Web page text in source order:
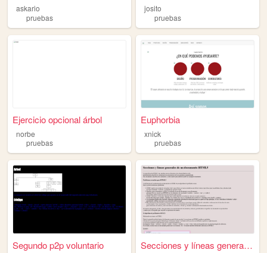
askario
pruebas
josito
pruebas
Ejercicio opcional árbol
norbe
pruebas
Euphorbia
xnick
pruebas
Segundo p2p voluntario Secciones y líneas generales...